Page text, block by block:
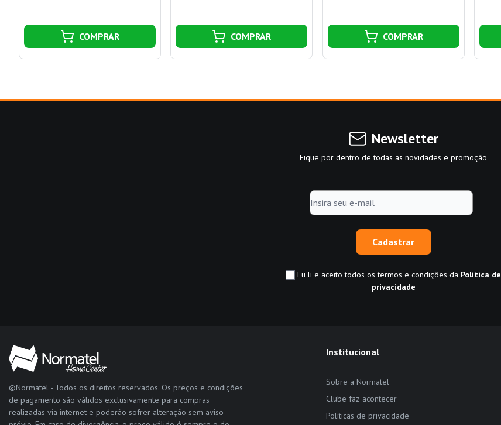
COMPRAR COMPRAR COMPRAR
Newsletter
Fique por dentro de todas as novidades e promoção
Cadastrar
Eu li e aceito todos os termos e condições da Política de
privacidade
©Normatel - Todos os direitos reservados. Os preços e condições
de pagamento são válidos exclusivamente para compras
realizadas via internet e poderão sofrer alteração sem aviso
Institucional
Sobre a Normatel
Clube faz acontecer
Políticas de privacidade